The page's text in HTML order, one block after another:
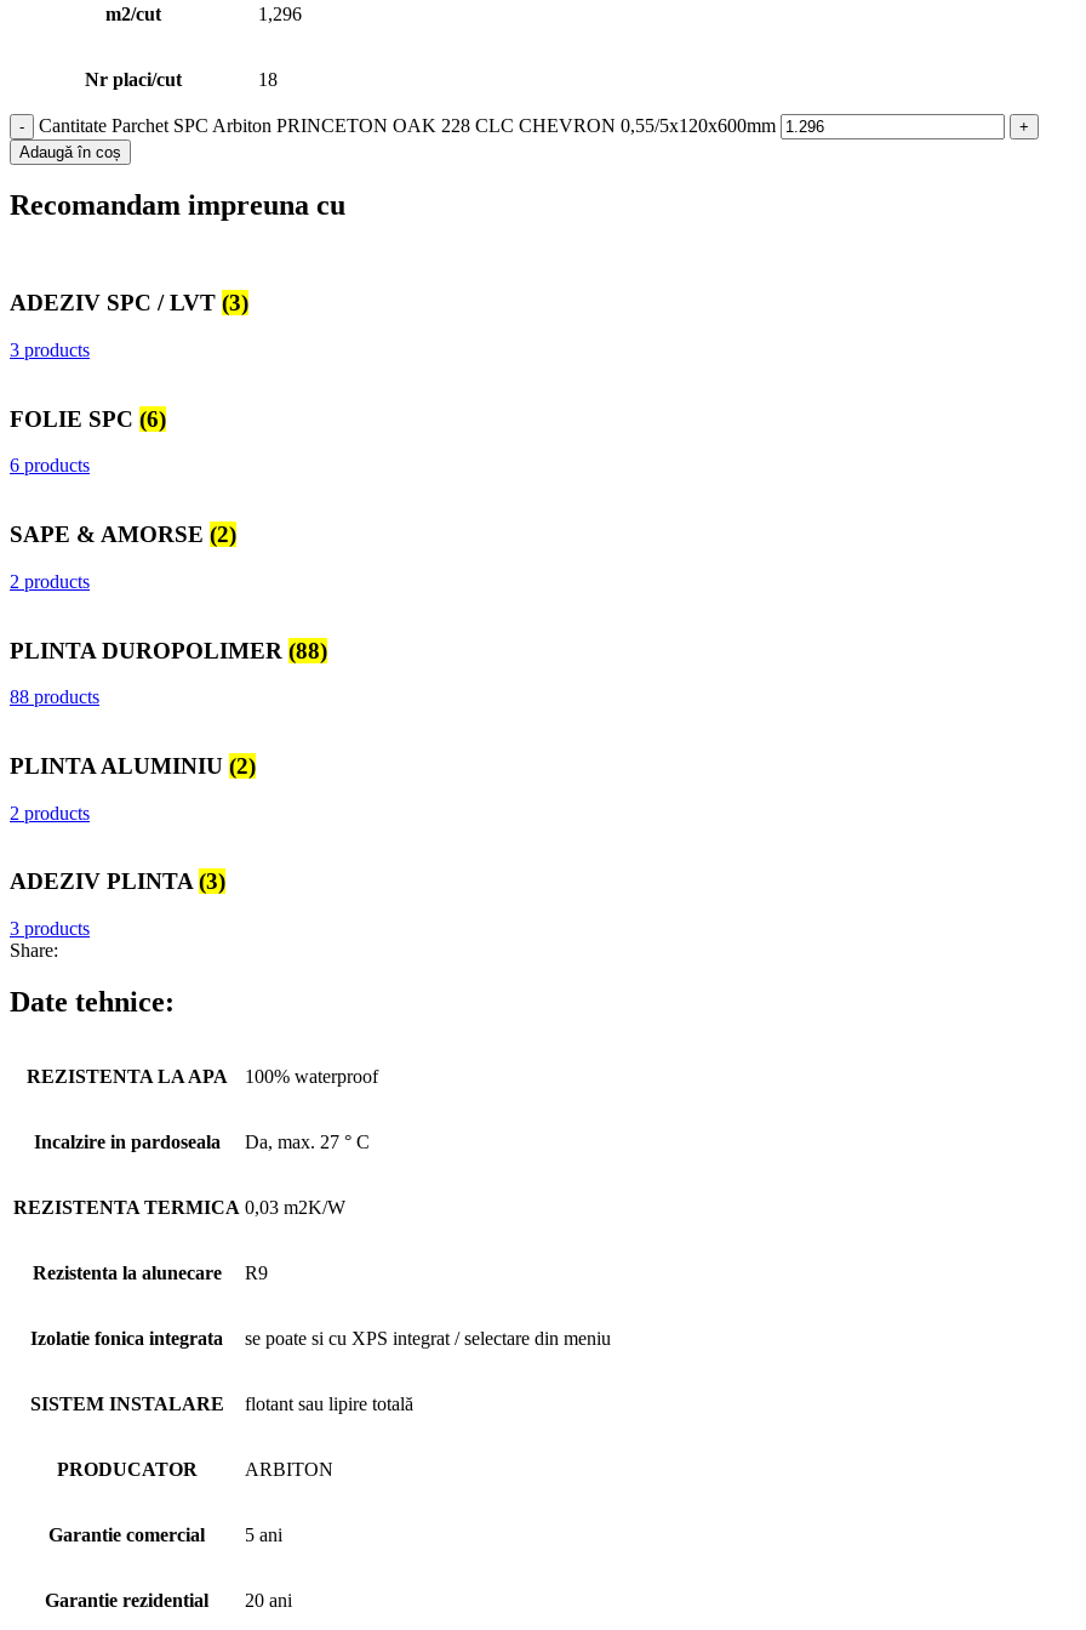
m2/cut 1,296
Nr placi/cut 18
Cantitate Parchet SPC Arbiton PRINCETON OAK 228 CLC CHEVRON 0,55/5x120x600mm
Adaugă în coș
Recomandam impreuna cu
ADEZIV SPC / LVT (3)
3 products
FOLIE SPC (6)
6 products
SAPE & AMORSE (2)
2 products
PLINTA DUROPOLIMER (88)
88 products
PLINTA ALUMINIU (2)
2 products
ADEZIV PLINTA(3)
3 products
Share:
Date tehnice:
REZISTENTA LA APA 100% waterproof
Incalzire in pardoseala Da, max. 27 ° C
REZISTENTA TERMICA 0,03 m2K/W
Rezistenta la alunecare R9
Izolatie fonica integrata se poate si cu XPS integrat / selectare din meniu
SISTEM INSTALARE flotant sau lipire totală
PRODUCATOR ARBITON
Garantie comercial 5 ani
Garantie rezidential 20 ani